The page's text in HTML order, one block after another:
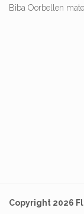
Biba Oorbellen
Copyright 2026